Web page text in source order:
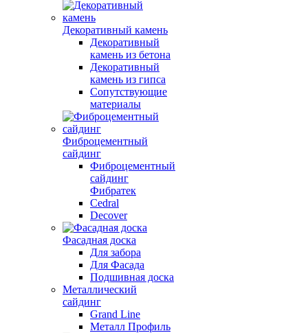
Декоративный камень
Декоративный
камень из бетона
Декоративный
камень из гипса
Сопутствующие
материалы
Фиброцементный
сайдинг
Фиброцементный
сайдинг
Фибратек
Cedral
Decover
Фасадная доска
Для забора
Для Фасада
Подшивная доска
Металлический
сайдинг
Grand Line
Металл Профиль